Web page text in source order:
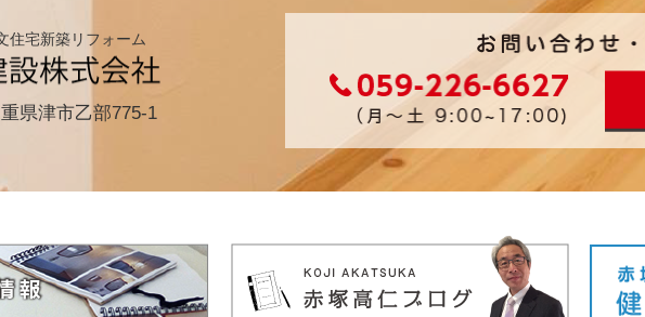
住宅新築リフォーム
県津市乙部775-1